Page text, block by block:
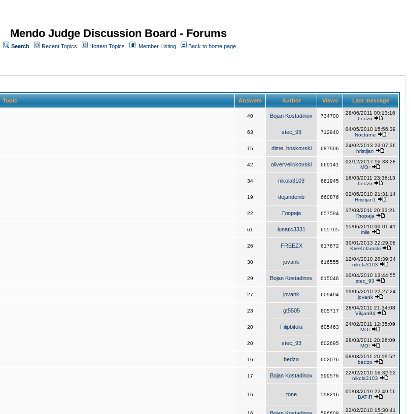
Mendo Judge Discussion Board - Forums
Search Recent Topics Hottest Topics Member Listing Back to home page
Topic Answers Author Views Last message
40 Bojan Kostadinov 734700
28/06/2011 00:13:16
bedzo
63 stec_93 712940
04/05/2010 15:56:39
Nocturne
15 dime_boskovski 687906
24/02/2013 23:07:36
hristijan
42 olivervelickovski 669141
02/12/2017 16:33:28
MOI
34 nikola3103 661945
16/03/2011 23:36:13
bedzo
19 dejandenib 660876
02/05/2010 21:31:14
Hristijan1
22 Глорија 657594
17/03/2011 20:33:21
Глорија
61 lunatic3331 655705
15/06/2010 00:01:41
mile
26 FREEZX 617872
30/01/2013 22:29:08
KireKolaroski
30 jovank 616555
12/04/2010 20:39:34
nikola3103
29 Bojan Kostadinov 615046
10/04/2010 13:44:55
stec_93
27 jovank 609494
19/05/2010 22:27:24
jovank
23 gt5505 605717
28/04/2011 21:34:08
Vikjan94
20 Filipbitola 605463
24/02/2011 12:35:09
MOI
20 stec_93 602695
28/03/2011 20:26:09
MOI
16 bedzo 602076
08/03/2011 20:19:52
bedzo
17 Bojan Kostadinov 599576
22/02/2010 16:32:52
nikola3103
16 tone 598216
05/03/2019 22:49:56
BATIR
22/02/2010 15:30:41